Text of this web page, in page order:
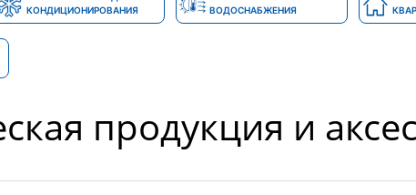
КОНДИЦИОНИРОВАНИЯ
ВОДОСНАБЖЕНИЯ
продукция и